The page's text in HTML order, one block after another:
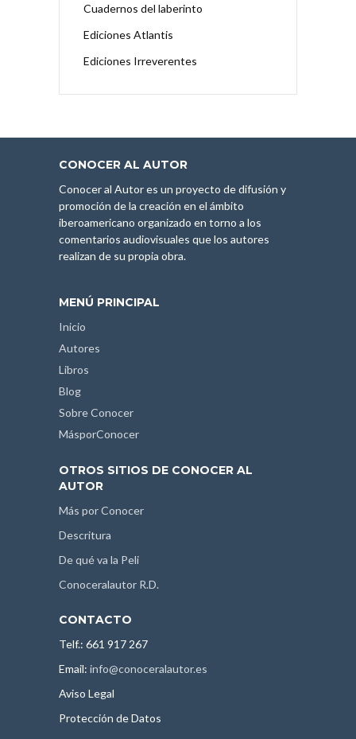
Cuadernos del laberinto
Ediciones Atlantis
Ediciones Irreverentes
CONOCER AL AUTOR
Conocer al Autor es un proyecto de difusión y
promoción de la creación en el ámbito
iberoamericano organizado en torno a los
comentarios audiovisuales que los autores
realizan de su propia obra.
MENÚ PRINCIPAL
Inicio
Autores
Libros
Blog
Sobre Conocer
MásporConocer
OTROS SITIOS DE CONOCER AL
AUTOR
Más por Conocer
Descritura
De qué va la Peli
Conoceralautor R.D.
CONTACTO
Telf.: 661 917 267
Email: info@conoceralautor.es
Aviso Legal
Protección de Datos